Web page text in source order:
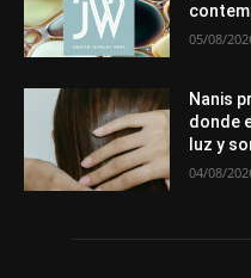
05/08/
Nanis
donde
luz y
04/08/